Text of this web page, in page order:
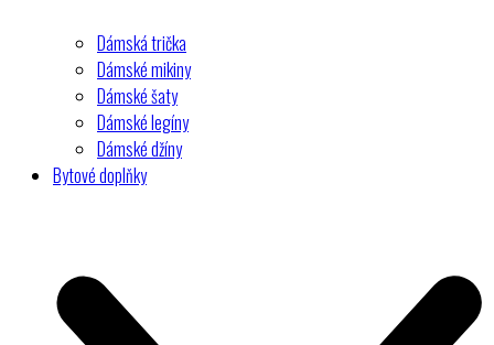
Dámská trička
Dámské mikiny
Dámské šaty
Dámské legíny
Dámské džíny
Bytové doplňky